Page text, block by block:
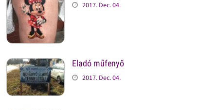
2017. Dec. 04.
Eladó műfenyő
2017. Dec. 04.